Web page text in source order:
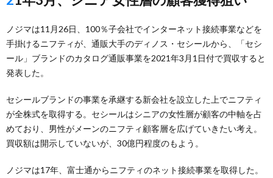
ノジマは11月26日、100％子会社でインターネット接続事業などを
手掛けるニフティが、通販大手のディノス・セシールから、「セシ
ール」ブランドのカタログ通販事業を2021年3月1日付で買収すると
発表した。
セシールブランドの事業を承継する新会社を設立した上でニフティ
が全株式を取得する。セシールはシニアの女性層が顧客の中軸を占
めており、男性がメーンのニフティ顧客層を広げていきたい考え。
買収額は開示していないが、30億円程度のもよう。
ノジマは17年、富士通からニフティのネット接続事業を取得した。